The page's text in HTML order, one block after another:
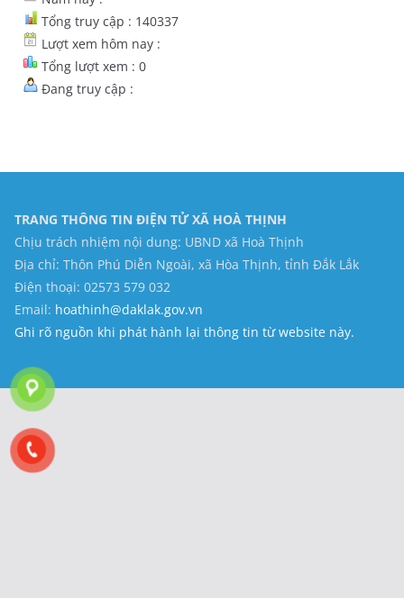
Tổng truy cập : 140337
Lượt xem hôm nay :
Tổng lượt xem : 0
Đang truy cập :
TRANG THÔNG TIN ĐIỆN TỬ XÃ HOÀ THỊNH
Chịu trách nhiệm nội dung: UBND xã Hoà Thịnh
Địa chỉ: Thôn Phú Diễn Ngoài, xã Hòa Thịnh, tỉnh Đắk Lắk
Điện thoại: 02573 579 032
Email: hoathinh@daklak.gov.vn
Ghi rõ nguồn khi phát hành lại thông tin từ website này.